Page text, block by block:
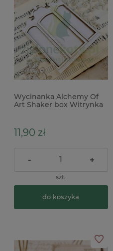
Wycinanka Alchemy Of
Art Shaker box Witrynka
11,90 zł
- +
szt.
do koszyka